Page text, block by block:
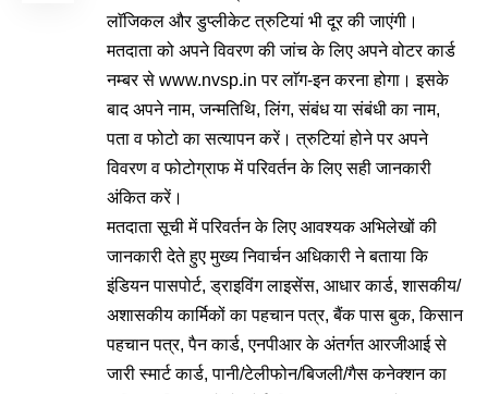
लाॅजिकल और डुप्लीकेट त्रुटियां भी दूर की जाएंगी।
मतदाता को अपने विवरण की जांच के लिए अपने वोटर कार्ड
नम्बर से www.nvsp.inपर लाॅग-इन करना होगा। इसके
बाद अपने नाम, जन्मतिथि, लिंग, संबंध या संबंधी का नाम,
पता व फोटो का सत्यापन करें। त्रुटियां होने पर अपने
विवरण व फोटोग्राफ में परिवर्तन के लिए सही जानकारी
अंकित करें।
मतदाता सूची में परिवर्तन के लिए आवश्यक अभिलेखों की
जानकारी देते हुए मुख्य निवार्चन अधिकारी ने बताया कि
इंडियन पासपोर्ट, ड्राइविंग लाइसेंस, आधार कार्ड, शासकीय/
अशासकीय कार्मिकों का पहचान पत्र, बैंक पास बुक, किसान
पहचान पत्र, पैन कार्ड, एनपीआर के अंतर्गत आरजीआई से
जारी स्मार्ट कार्ड, पानी/टेलीफोन/बिजली/गैस कनेक्शन का